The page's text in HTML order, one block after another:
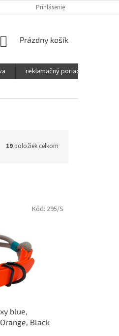
Prihlásenie
NÁKUPNÝ
Prázdny košík
reklamačný poriadok
19položiek celkom
blue,
Black
Kód: 295/S